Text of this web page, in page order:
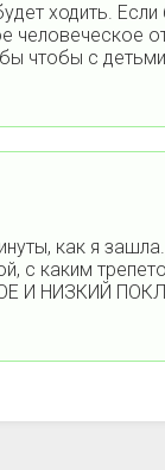
ходить. Если
человеческое
чтобы с
как я зашла.
с каким
И НИЗКИЙ